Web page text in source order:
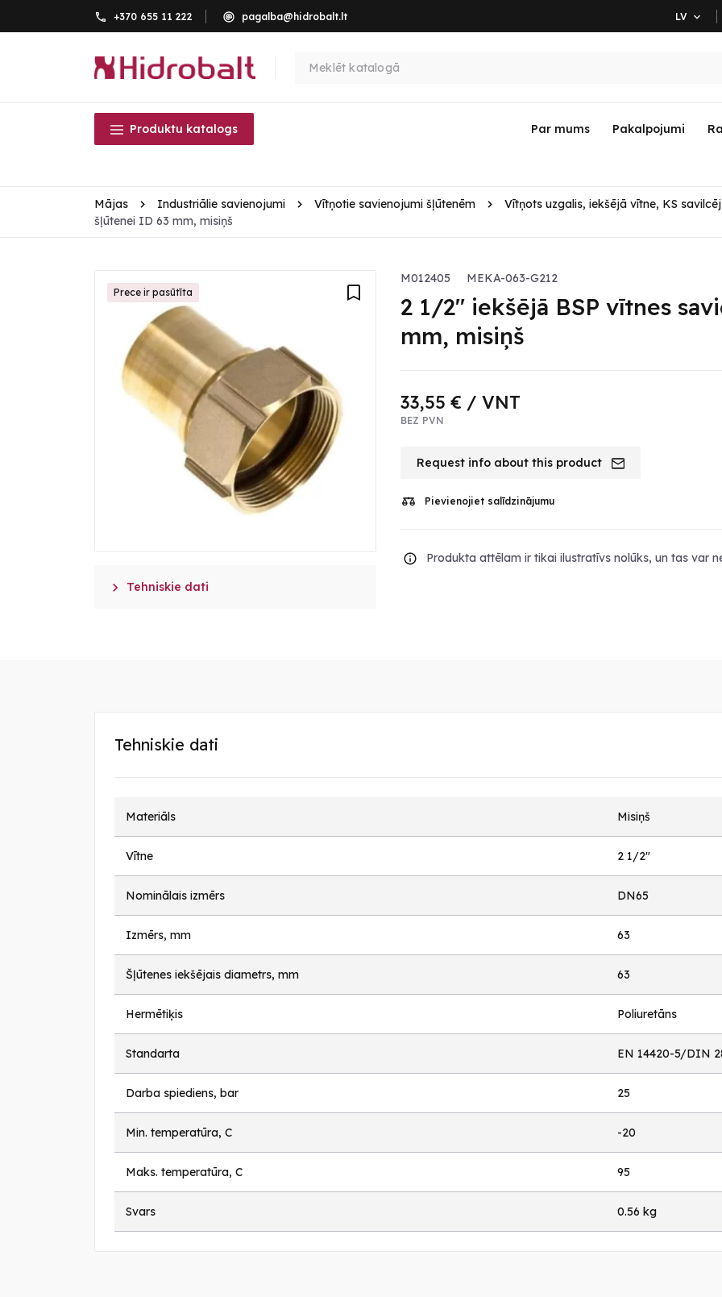
+370 655 11 222 pagalba@hidrobalt.lt LV 
Produktu katalogs Par mums Pakalpojumi
Mājas Industriālie savienojumi Vītņotie savienojumi šļūtenēm
Vītņots uzgalis, iekšējā vītne, KS
šļūtenei ID 63 mm, misiņš
Prece ir pasūtīta
 Tehniskie dati
M012405 MEKA-063-G212
2 1/2" iekšējā BSP vītnes
mm, misiņš
33,55 € / VNT
BEZ PVN
Request info about this product
Pievienojiet salīdzinājumu
Produkta attēlam ir tikai ilustratīvs nolūks, un tas var
Tehniskie dati
Materiāls Misiņš
Vītne 2 1/2"
Nominālais izmērs DN65
Izmērs, mm 63
Šļūtenes iekšējais diametrs, mm 63
Hermētiķis Poliuretāns
Standarta EN 14420-5/DIN
Darba spiediens, bar 25
Min. temperatūra, C -20
Maks. temperatūra, C 95
Svars 0.56 kg